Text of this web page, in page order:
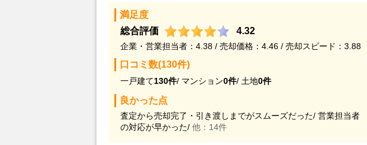
満足度
総合評価
4.32
企業・営業担当者：4.38 / 売却価格：4.46 / 売却スピード：3.88
口コミ数(130件)
一戸建て130件/ マンション0件/ 土地0件
良かった点
査定から売却完了・引き渡しまでがスムーズだった/ 営業担当者
の対応が早かった/ 他：14件